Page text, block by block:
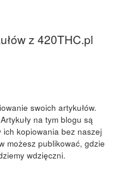
z 420THC.pl
swoich artykułów.
na tym blogu są
kopiowania bez naszej
możesz publikować, gdzie
wdzięczni.